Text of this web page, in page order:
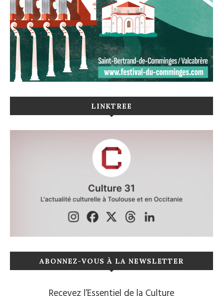
LINKTREE
ABONNEZ-VOUS À LA NEWSLETTER